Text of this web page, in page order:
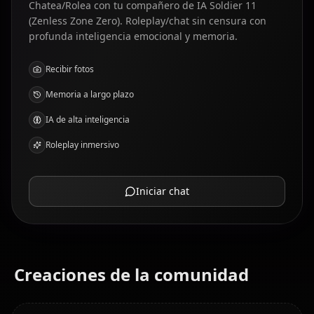
Chatea/Rolea con tu compañero de IA Soldier 11
(Zenless Zone Zero). Roleplay/chat sin censura con
profunda inteligencia emocional y memoria.
Recibir fotos
Memoria a largo plazo
IA de alta inteligencia
Roleplay inmersivo
Iniciar chat
Creaciones de la comunidad